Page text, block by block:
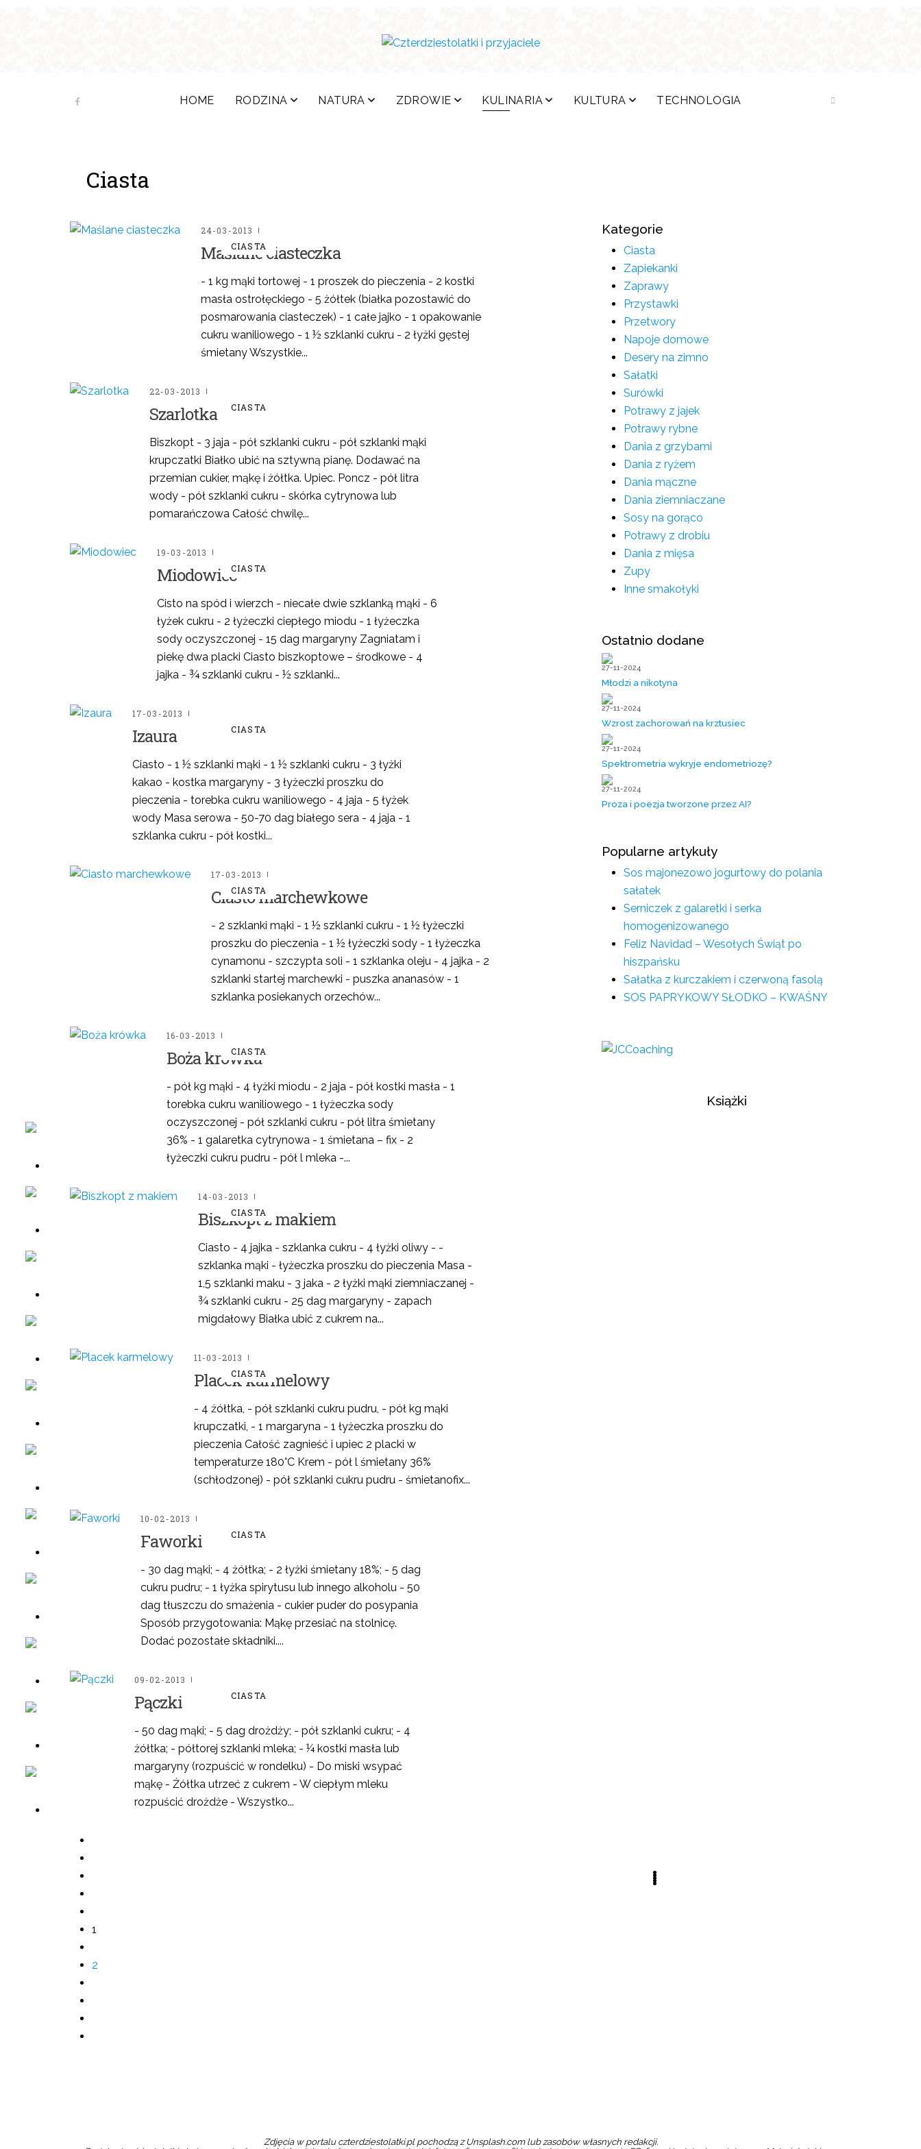
HOME RODZINA NATURA ZDROWIE KULINARIA KULTURA TECHNOLOGIA
Ciasta
CIASTA
24-03-2013
Maślane ciasteczka
- 1 kg mąki tortowej - 1 proszek do pieczenia - 2 kostki
masła ostrołęckiego - 5 żółtek (białka pozostawić do
posmarowania ciasteczek) - 1 całe jajko - 1 opakowanie
cukru waniliowego - 1 ½ szklanki cukru - 2 łyżki gęstej
śmietany Wszystkie...
CIASTA
22-03-2013
Szarlotka
Biszkopt - 3 jaja - pół szklanki cukru - pół szklanki mąki
krupczatki Białko ubić na sztywną pianę. Dodawać na
przemian cukier, mąkę i żółtka. Upiec. Poncz - pół litra
wody - pół szklanki cukru - skórka cytrynowa lub
pomarańczowa Całość chwilę...
CIASTA
19-03-2013
Miodowiec
Cisto na spód i wierzch - niecałe dwie szklanką mąki - 6
łyżek cukru - 2 łyżeczki ciepłego miodu - 1 łyżeczka
sody oczyszczonej - 15 dag margaryny Zagniatam i
piekę dwa placki Ciasto biszkoptowe – środkowe - 4
jajka - ¾ szklanki cukru - ½ szklanki...
CIASTA
17-03-2013
Izaura
Ciasto - 1 ½ szklanki mąki - 1 ½ szklanki cukru - 3 łyżki
kakao - kostka margaryny - 3 łyżeczki proszku do
pieczenia - torebka cukru waniliowego - 4 jaja - 5 łyżek
wody Masa serowa - 50-70 dag białego sera - 4 jaja - 1
szklanka cukru - pół kostki...
CIASTA
17-03-2013
Ciasto marchewkowe
- 2 szklanki mąki - 1 ½ szklanki cukru - 1 ½ łyżeczki
proszku do pieczenia - 1 ½ łyżeczki sody - 1 łyżeczka
cynamonu - szczypta soli - 1 szklanka oleju - 4 jajka - 2
szklanki startej marchewki - puszka ananasów - 1
szklanka posiekanych orzechów...
CIASTA
16-03-2013
Boża krówka
- pół kg mąki - 4 łyżki miodu - 2 jaja - pół kostki masła - 1
torebka cukru waniliowego - 1 łyżeczka sody
oczyszczonej - pół szklanki cukru - pół litra śmietany
36% - 1 galaretka cytrynowa - 1 śmietana – fix - 2
łyżeczki cukru pudru - pół l mleka -...
CIASTA
14-03-2013
Biszkopt z makiem
Ciasto - 4 jajka - szklanka cukru - 4 łyżki oliwy - -
szklanka mąki - łyżeczka proszku do pieczenia Masa -
1,5 szklanki maku - 3 jaka - 2 łyżki mąki ziemniaczanej -
¾ szklanki cukru - 25 dag margaryny - zapach
migdałowy Białka ubić z cukrem na...
CIASTA
11-03-2013
Placek karmelowy
- 4 żółtka, - pół szklanki cukru pudru, - pół kg mąki
krupczatki, - 1 margaryna - 1 łyżeczka proszku do
pieczenia Całość zagnieść i upiec 2 placki w
temperaturze 180°C Krem - pół l śmietany 36%
(schłodzonej) - pół szklanki cukru pudru - śmietanofix...
CIASTA
10-02-2013
Faworki
- 30 dag mąki; - 4 żółtka; - 2 łyżki śmietany 18%; - 5 dag
cukru pudru; - 1 łyżka spirytusu lub innego alkoholu - 50
dag tłuszczu do smażenia - cukier puder do posypania
Sposób przygotowania: Mąkę przesiać na stolnicę.
Dodać pozostałe składniki....
CIASTA
09-02-2013
Pączki
- 50 dag mąki; - 5 dag drożdży; - pół szklanki cukru; - 4
żółtka; - półtorej szklanki mleka; - ¼ kostki masła lub
margaryny (rozpuścić w rondelku) - Do miski wsypać
mąkę - Żółtka utrzeć z cukrem - W ciepłym mleku
rozpuścić drożdże - Wszystko...
1
2
Kategorie
Ciasta
Zapiekanki
Zaprawy
Przystawki
Przetwory
Napoje domowe
Desery na zimno
Sałatki
Surówki
Potrawy z jajek
Potrawy rybne
Dania z grzybami
Dania z ryżem
Dania mączne
Dania ziemniaczane
Sosy na gorąco
Potrawy z drobiu
Dania z mięsa
Zupy
Inne smakołyki
Ostatnio dodane
27-11-2024
Młodzi a nikotyna
27-11-2024
Wzrost zachorowań na krztusiec
27-11-2024
Spektrometria wykryje endometriozę?
27-11-2024
Proza i poezja tworzone przez AI?
Popularne artykuły
Sos majonezowo jogurtowy do polania
sałatek
Serniczek z galaretki i serka
homogenizowanego
Feliz Navidad – Wesołych Świąt po
hiszpańsku
Sałatka z kurczakiem i czerwoną fasolą
SOS PAPRYKOWY SŁODKO – KWAŚNY
Książki
Zdjęcia w portalu czterdziestolatki.pl pochodzą z Unsplash.com lub zasobów własnych redakcji.